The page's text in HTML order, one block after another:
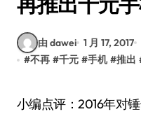
由 dawei 1 月 17, 2017
#不再 #千元 #手机 #推出
小编点评：2016年对锤子来说是多事之秋，但罗永